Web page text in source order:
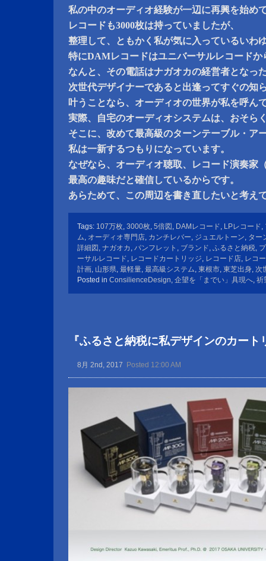
私の中のオーディオ経験が一辺に再興を始め
レコードも3000枚は持っていましたが、
整理して、ともかく私が気に入っているいわ
特にDAMレコードはユニバーサルレコードか
なんと、その電話はナガオカの経営者となっ
次世代デザイナーであると出逢ってすぐの知
叶うことなら、オーディオの世界が私を呼ん
実際、自宅のオーディオシステムは、おそら
そこに、改めて最高級のターンテーブル・ア
私は一新するつもりになっています。
なぜなら、オーディオ聴取、レコード演奏家
最高の趣味だと確信しているからです。
あらためて、この周辺を書き直したいと考え
Tags: 107万枚, 3000枚, 5倍図 , DAMレコード, LPレコード,
ム, オーディオ専門店, カンチレバー, ジュエルトーン, ター
詳細図 , ナガオカ , パンフレット , ブランド, ふるさと納税,
ーサルレコード, レコードカートリッジ, レコード店, レコ
計画, 山形県, 最軽量, 最高級システム, 東根市, 東芝出身, 次
Posted in ConsilienceDesign, 企望を「までい」具現へ, 祈
『ふるさと納税に私デザインのカート
8月 2nd, 2017 Posted 12:00 AM